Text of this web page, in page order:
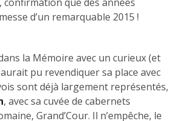
d’un remarquable 2015 !
la Mémoire avec un curieux (et
pu revendiquer sa place avec
sont déjà largement représentés,
, avec sa cuvée de cabernets
Grand’Cour. Il n’empêche, le